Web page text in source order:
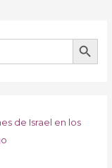
BOTÓN DE
de Israel en los